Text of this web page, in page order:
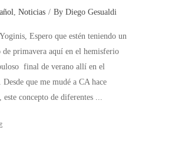
, Noticias By Diego Gesualdi
Espero que estén teniendo un
de primavera aquí en el hemisferio
final de verano allí en el
que me mudé a CA hace
este concepto de diferentes